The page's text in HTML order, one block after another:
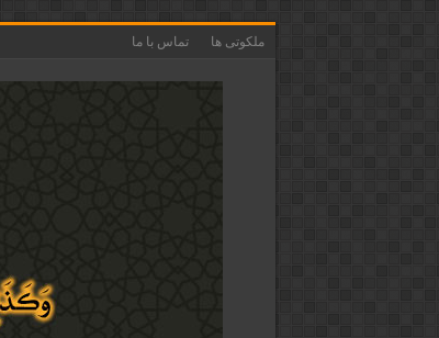
ملکوتی ها تماس با ما